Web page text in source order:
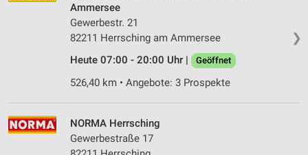
❯
Ammersee
Gewerbestr. 21
82211 Herrsching am Ammersee
Heute 07:00 - 20:00 Uhr |
Geöffnet
526,40 km • Angebote: 3 Prospekte
NORMA Herrsching
Gewerbestraße 17